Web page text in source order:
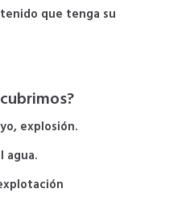
que tenga su
explosión.
agua.